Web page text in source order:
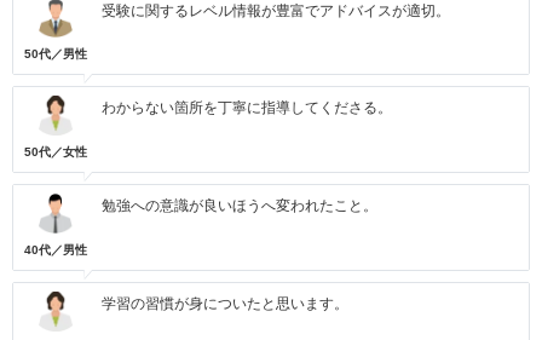
50代／男性
受験に関するレベル情報が豊富でアドバイスが適切。
50代／女性
わからない箇所を丁寧に指導してくださる。
40代／男性
勉強への意識が良いほうへ変われたこと。
学習の習慣が身についたと思います。